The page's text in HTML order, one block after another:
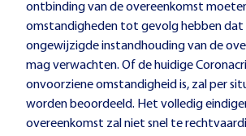
ontbinding van de overeenkomst
omstandigheden tot gevolg hebben
ongewijzigde instandhouding van de
mag verwachten. Of de huidige
onvoorziene omstandigheid is, zal per
worden beoordeeld. Het volledig
overeenkomst zal niet snel te